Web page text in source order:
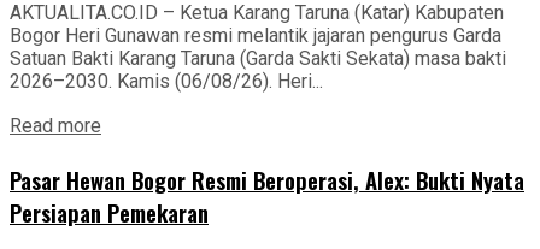
AKTUALITA.CO.ID – Ketua Karang Taruna (Katar) Kabupaten
Bogor Heri Gunawan resmi melantik jajaran pengurus Garda
Satuan Bakti Karang Taruna (Garda Sakti Sekata) masa bakti
2026–2030. Kamis (06/08/26). Heri...
Read more
Pasar Hewan Bogor Resmi Beroperasi, Alex: Bukti Nyata
Persiapan Pemekaran